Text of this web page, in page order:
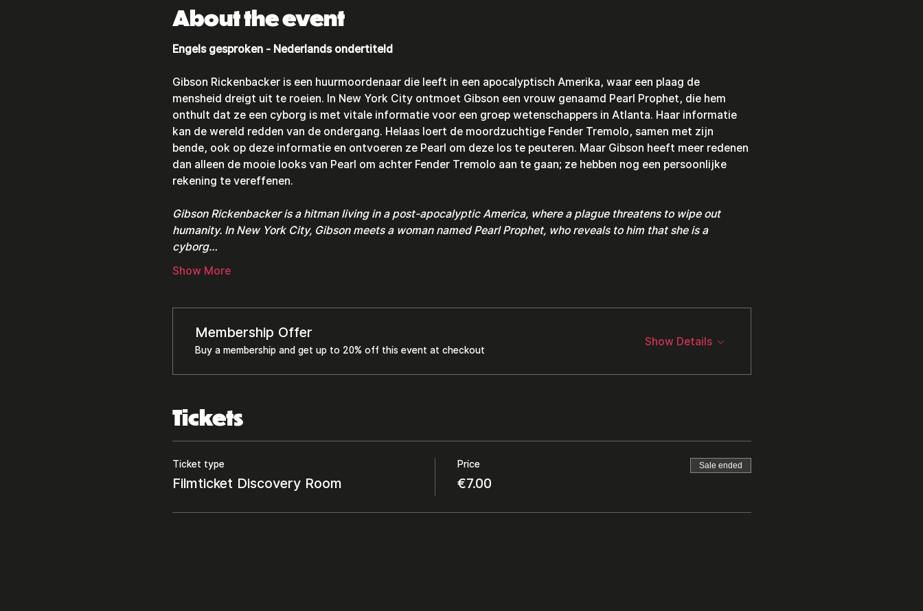
About the event
Engels gesproken - Nederlands ondertiteld
Gibson Rickenbacker is een huurmoordenaar die leeft in een apocalyptisch Amerika, waar een plaag de
mensheid dreigt uit te roeien. In New York City ontmoet Gibson een vrouw genaamd Pearl Prophet, die hem
onthult dat ze een cyborg is met vitale informatie voor een groep wetenschappers in Atlanta. Haar informatie
kan de wereld redden van de ondergang. Helaas loert de moordzuchtige Fender Tremolo, samen met zijn
bende, ook op deze informatie en ontvoeren ze Pearl om deze los te peuteren. Maar Gibson heeft meer redenen
dan alleen de mooie looks van Pearl om achter Fender Tremolo aan te gaan; ze hebben nog een persoonlijke
rekening te vereffenen.
Gibson Rickenbacker is a hitman living in a post-apocalyptic America, where a plague threatens to wipe out
humanity. In New York City, Gibson meets a woman named Pearl Prophet, who reveals to him that she is a
cyborg…
Show More
Membership Offer
Buy a membership and get up to 20% off this event at checkout
Show Details
Tickets
Ticket type
Filmticket Discovery Room
Price
€7.00
Sale ended